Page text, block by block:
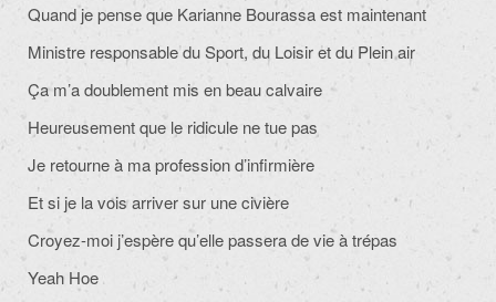
Quand je pense que Karianne Bourassa est maintenant
Ministre responsable du Sport, du Loisir et du Plein air
Ça m’a doublement mis en beau calvaire
Heureusement que le ridicule ne tue pas
Je retourne à ma profession d’infirmière
Et si je la vois arriver sur une civière
Croyez-moi j’espère qu’elle passera de vie à trépas
Yeah Hoe